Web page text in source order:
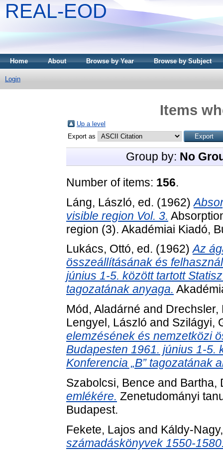
REAL-EOD
Home About Browse by Year Browse by Subject
Login
Items
Up a level
Export as
Group by: No
Number of items: 156.
Láng, László, ed. (1962)
visible region Vol. 3.
region (3). Akadémiai Kiadó,
Lukács, Ottó, ed. (1962)Az
összeállításának és
június 1-5. között tartott
tagozatának anyaga.
Mód, Aladárné and Drechsler,
Lengyel, László and Szilágyi,
elemzésének és nemzetközi
Budapesten 1961. június 1-5.
Konferencia „B” tagozatának
Szabolcsi, Bence and Bartha,
emlékére. Zenetudományi
Budapest.
Fekete, Lajos and Káldy-
számadáskönyvek 1550-